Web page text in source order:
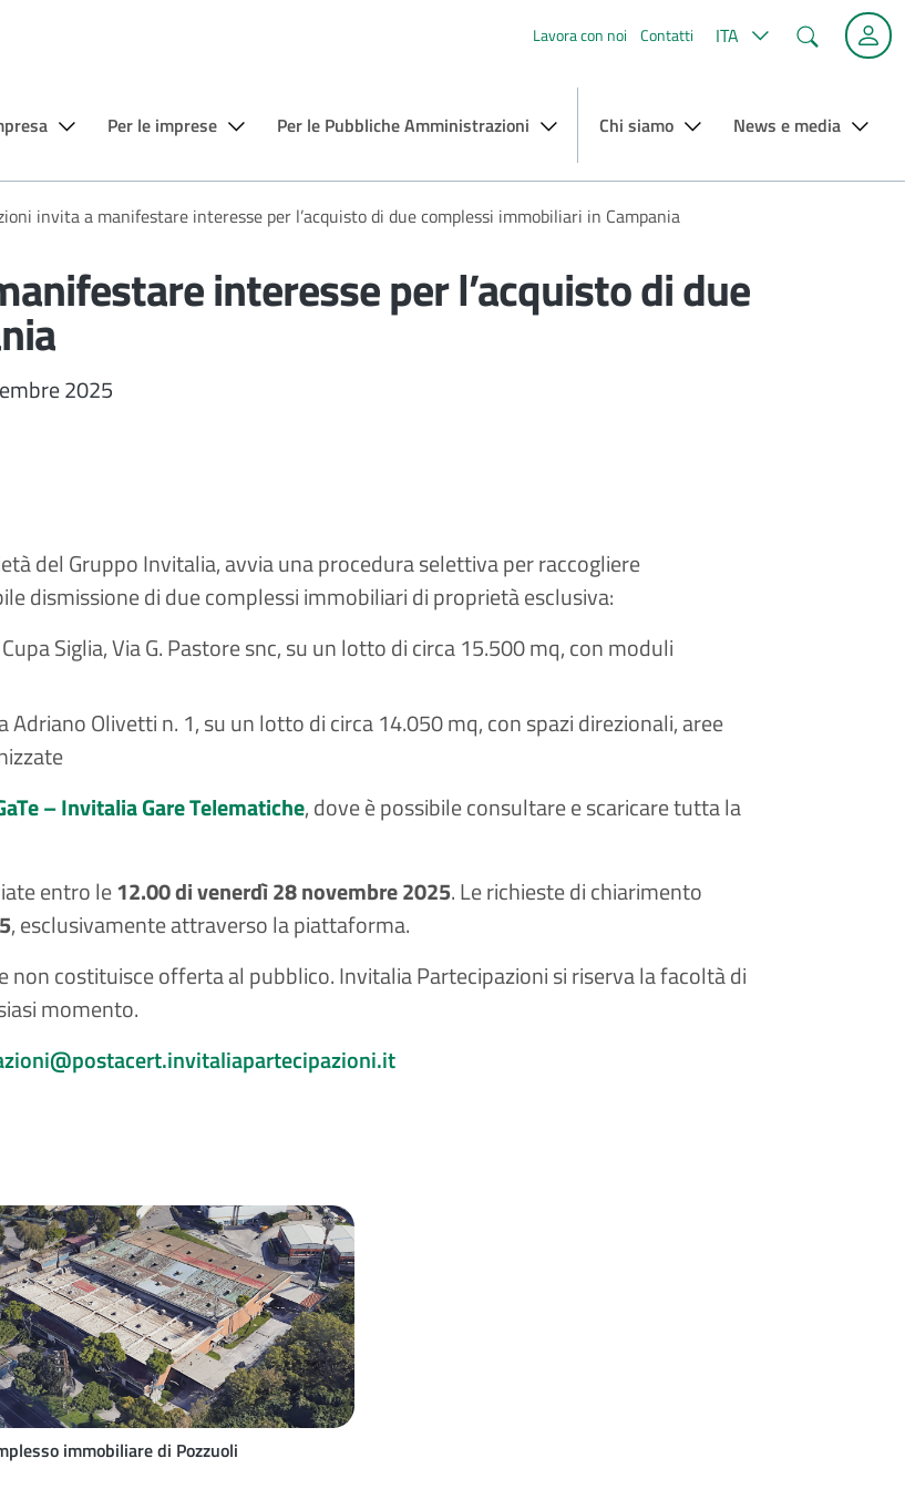
Lavora con noi Contatti ITA Cerca
Per le imprese Per le Pubbliche Amministrazioni Chi siamo News e media
invita a manifestare interesse per l’acquisto di due complessi immobiliari in Campania
interesse per l’acquisto di due
2025
del Gruppo Invitalia, avvia una procedura selettiva per raccogliere
dismissione di due complessi immobiliari di proprietà esclusiva:
Siglia, Via G. Pastore snc, su un lotto di circa 15.500 mq, con moduli
Adriano Olivetti n. 1, su un lotto di circa 14.050 mq, con spazi direzionali, aree
– Invitalia Gare Telematiche, dove è possibile consultare e scaricare tutta la
entro le12.00 di venerdì 28 novembre 2025. Le richieste di chiarimento
, esclusivamente attraverso la piattaforma.
non costituisce offerta al pubblico. Invitalia Partecipazioni si riserva la facoltà di
momento.
immobiliare di Pozzuoli